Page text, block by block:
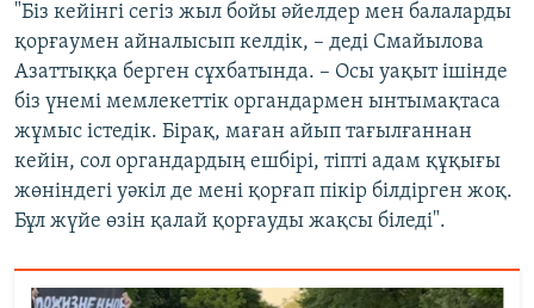
"Біз кейінгі сегіз жыл бойы әйелдер мен балаларды
қорғаумен айналысып келдік, – деді Смайылова
Азаттыққа берген сұхбатында. – Осы уақыт ішінде
біз үнемі мемлекеттік органдармен ынтымақтаса
жұмыс істедік. Бірақ, маған айып тағылғаннан
кейін, сол органдардың ешбірі, тіпті адам құқығы
жөніндегі уәкіл де мені қорғап пікір білдірген жоқ.
Бұл жүйе өзін қалай қорғауды жақсы біледі".